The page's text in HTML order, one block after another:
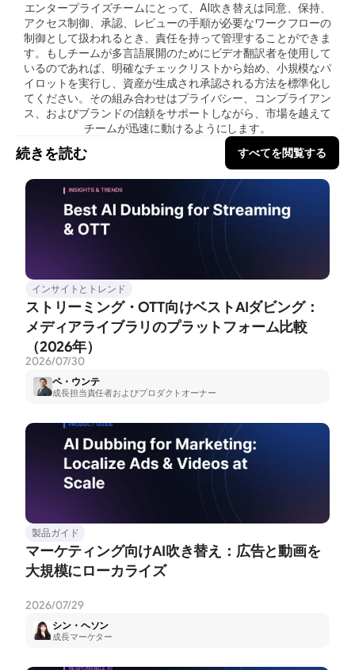
エンタープライズチームにとって、AI吹き替えは同意、保持、
アクセス制御、承認、レビューの手順が必要なワークフローの
制御として扱われるとき、責任を持って管理することができま
す。もしチームが多言語展開のためにビデオ翻訳者を使用して
いるのであれば、明確なチェックリストから始め、小規模なパ
イロットを実行し、資産が生成され承認される方法を標準化し
てください。その組み合わせはプライバシー、コンプライアン
ス、およびブランドの信頼をサポートしながら、市場を越えて
チームが迅速に動けるようにします。
続きを読む すべてを閲覧する
インサイトとトレンド
ストリーミング・OTT向けベストAIダビング：
メディアライブラリのプラットフォーム比較
（2026年）
2026/07/30
ペ・ウンテ
成長担当責任者およびプロダクトオーナー
製品ガイド
マーケティング向けAI吹き替え：広告と動画を
大規模にローカライズ
2026/07/29
シン・ヘソン
成長マーケター